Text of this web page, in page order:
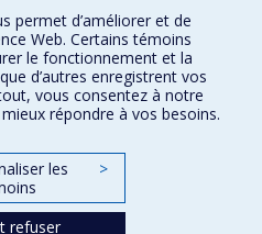
permet d’améliorer et de
Web. Certains témoins
le fonctionnement et la
d’autres enregistrent vos
vous consentez à notre
répondre à vos besoins.
les
>
refuser